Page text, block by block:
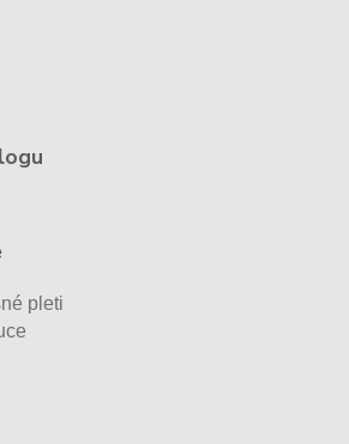
pleti